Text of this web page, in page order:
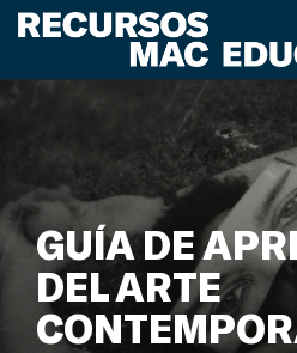
GUÍA DE
DEL ARTE